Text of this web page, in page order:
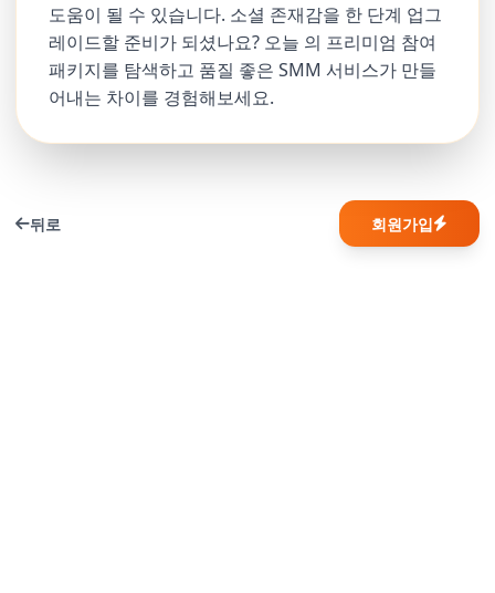
도움이 될 수 있습니다. 소셜 존재감을 한 단계 업그
레이드할 준비가 되셨나요? 오늘 의 프리미엄 참여
패키지를 탐색하고 품질 좋은 SMM 서비스가 만들
어내는 차이를 경험해보세요.
뒤로 회원가입